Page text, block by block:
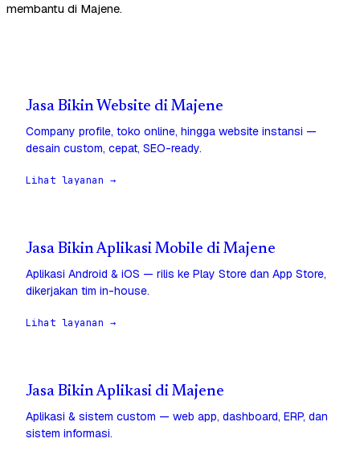
membantu di Majene.
Jasa Bikin Website di Majene
Company profile, toko online, hingga website instansi —
desain custom, cepat, SEO-ready.
Lihat layanan →
Jasa Bikin Aplikasi Mobile di Majene
Aplikasi Android & iOS — rilis ke Play Store dan App Store,
dikerjakan tim in-house.
Lihat layanan →
Jasa Bikin Aplikasi di Majene
Aplikasi & sistem custom — web app, dashboard, ERP, dan
sistem informasi.